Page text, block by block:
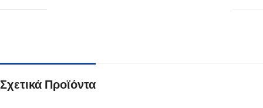
Σχετικά Προϊόντα